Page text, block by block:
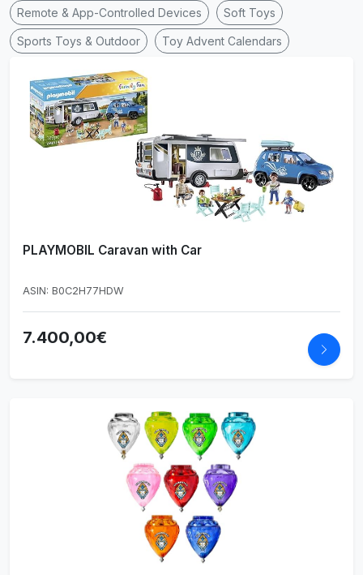
Remote & App-Controlled Devices Soft Toys
Sports Toys & Outdoor Toy Advent Calendars
PLAYMOBIL Caravan with Car
ASIN: B0C2H77HDW
7.400,00€